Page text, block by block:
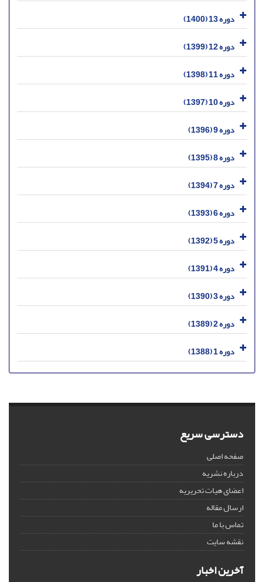
دوره 13 (1400)
دوره 12 (1399)
دوره 11 (1398)
دوره 10 (1397)
دوره 9 (1396)
دوره 8 (1395)
دوره 7 (1394)
دوره 6 (1393)
دوره 5 (1392)
دوره 4 (1391)
دوره 3 (1390)
دوره 2 (1389)
دوره 1 (1388)
دسترسی سریع
صفحه اصلی
درباره نشریه
اعضای هیات تحریریه
ارسال مقاله
تماس با ما
نقشه سایت
آخرین اخبار